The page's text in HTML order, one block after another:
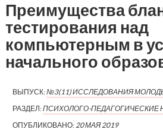
Преимущества
тестирования над
компьютерным в
начального
ВЫПУСК:№3(11) ИССЛЕДОВАНИЯ
РАЗДЕЛ:ПСИХОЛОГО-ПЕДАГОГИЧЕСКИЕ
ОПУБЛИКОВАНО: 20 МАЯ 2019